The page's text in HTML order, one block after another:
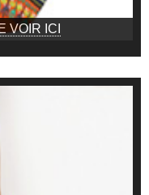
VOIR ICI